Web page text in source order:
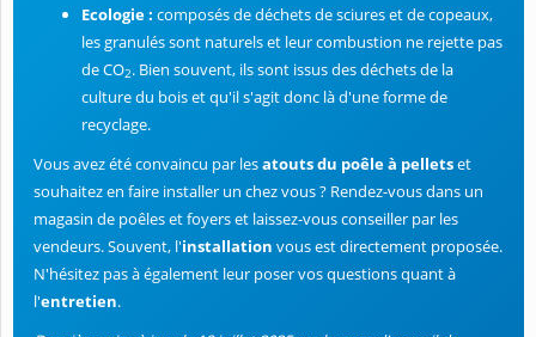
Ecologie : composés de déchets de sciures et de copeaux,
les granulés sont naturels et leur combustion ne rejette pas
de CO2. Bien souvent, ils sont issus des déchets de la
culture du bois et qu'il s'agit donc là d'une forme de
recyclage.
Vous avez été convaincu par lesatouts du poêle à pelletset
souhaitez en faire installer un chez vous ? Rendez-vous dans un
magasin de poêles et foyers et laissez-vous conseiller par les
vendeurs. Souvent, l'installation vous est directement proposée.
N'hésitez pas à également leur poser vos questions quant à
l'entretien.